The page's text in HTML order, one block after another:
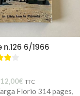
6/1966
12,00€ TTC
Florio 314 pages,